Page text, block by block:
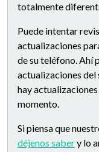
totalmente
Puede intentar
actualizaciones
de su teléfono. Ahí
actualizaciones del
hay
momento.
Si piensa que
déjenos sabery lo